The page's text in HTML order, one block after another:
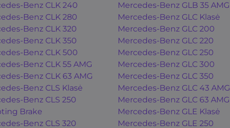
Benz CLK 240
Benz CLK 280
Benz CLK 320
Benz CLK 350
Benz CLK 500
Benz CLK 55 AMG
Benz CLK 63 AMG
Benz CLS Klasė
Benz CLS 250
Brake
Benz CLS 320
Mercedes-Benz GLB 35 AMG
Mercedes-Benz GLC Klasė
Mercedes-Benz GLC 200
Mercedes-Benz GLC 220
Mercedes-Benz GLC 250
Mercedes-Benz GLC 300
Mercedes-Benz GLC 350
Mercedes-Benz GLC 43 AMG
Mercedes-Benz GLC 63 AMG
Mercedes-Benz GLE Klasė
Mercedes-Benz GLE 250